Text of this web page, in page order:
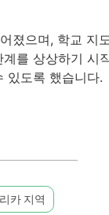
졌으며, 학교 지
를 상상하기 시
있도록 했습니다.
카 지역